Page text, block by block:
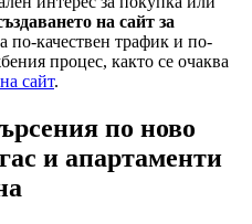
на сайт за
по-качествен трафик и по-
процес, както се очаква
сайт.
по ново
и апартаменти